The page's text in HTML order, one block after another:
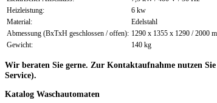
Heizleistung:
6 kw
Material:
Edelstahl
Abmessung (BxTxH geschlossen / offen): 1290 x 1355 x 1290 / 2000
Gewicht:
140 kg
Wir beraten Sie gerne. Zur Kontaktaufnahme nutzen
Service).
Katalog Waschautomaten